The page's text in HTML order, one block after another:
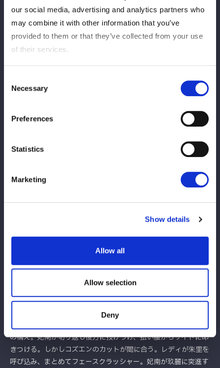
our social media, advertising and analytics partners who
may combine it with other information that you’ve
provided to them or that they’ve collected from your use
of their services.
Selection
Necessary
Preferences
Statistics
Marketing
Show details
Allow all
Allow selection
Deny
ズの水森由菜＆さくらあや＆玖麗さやか組による６人タッグマッ
チ。５・31大田区でのなつぽい＆安納サオリ10周年記念大会で
さくら、玖麗。その試合を前に、まずはこれからのコズエンを引
っ張っていく結束力を見せつけたいところだ。
がエルボー連打で向かっていく。朱里が首を絞めるように止める
が、さくらが打ち続ける。朱里がロープに振ってニー、さくらが
ク。妃南がさくらにボディースラムを３連発。レディが逆水平か
らさくらにジャイアントスイング狙い。すぐにさくらがロープに
逃れる。朱里がロープを蹴り上げ、レディが中央にもっていきジ
ャイアントスイング20回転。さくらが返すと、ふらつきながら
ーに振られたさくらが反転してミサイルキック。水森がレディへ
ドロップキック。妃南がカットに入りレディと合体。水森がかい
くぐり玖麗とドロップキックの競演。水森はレディにラリアッ
ト。水森とレディがショルダーをぶつけ合う。レディが打ち勝
に送り出す。水森が逆上がり式に戻ってラリアット、レディもや
り返し、両者ダウン状態。妃南が入り、水森に串刺しボディーア
タックから巴投げ。さくらが介入しサンドイッチ式に打撃攻撃。
プすると、玖麗とエルボーを打ち合う。朱里が玖麗のダッシュを
妨害しレディがビッグブーツ、妃南が変型ロックボトム。玖麗が
返すと、妃南はジャックハマー狙い。コズエンが妃南を攻撃し、
の構え。妃南が切り返し後方に投げつけ、払い腰からサイドに叩
きつける。しかしコズエンのカットが間に合う。レディが朱里を
呼び込み、まとめてフェースクラッシャー。妃南が玖麗に突進す